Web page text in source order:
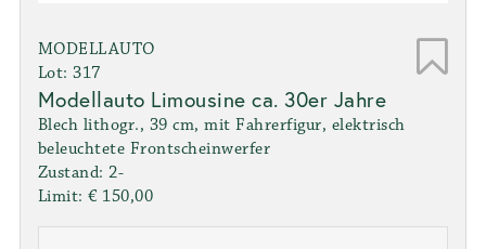
MODELLAUTO
Lot: 317
Modellauto Limousine ca. 30er Jahre
Blech lithogr., 39 cm, mit Fahrerfigur, elektrisch
beleuchtete Frontscheinwerfer
Zustand: 2-
Limit: € 150,00